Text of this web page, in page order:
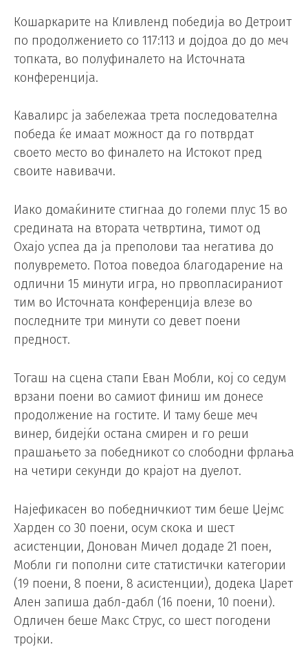
Кошаркарите на Кливленд победија во Детроит
по продолжението со 117:113 и дојдоа до до меч
топката, во полуфиналето на Источната
конференција.
Кавалирс ја забележаа трета последователна
победа ќе имаат можност да го потврдат
своето место во финалето на Истокот пред
своите навивачи.
Иако домаќините стигнаа до големи плус 15 во
средината на втората четвртина, тимот од
Охајо успеа да ја преполови таа негатива до
полувремето. Потоа поведоа благодарение на
одлични 15 минути игра, но првопласираниот
тим во Источната конференција влезе во
последните три минути со девет поени
предност.
Тогаш на сцена стапи Еван Мобли, кој со седум
врзани поени во самиот финиш им донесе
продолжение на гостите. И таму беше меч
винер, бидејќи остана смирен и го реши
прашањето за победникот со слободни фрлања
на четири секунди до крајот на дуелот.
Најефикасен во победничкиот тим беше Џејмс
Харден со 30 поени, осум скока и шест
асистенции, Донован Мичел додаде 21 поен,
Мобли ги пополни сите статистички категории
(19 поени, 8 поени, 8 асистенции), додека Џарет
Ален запиша дабл-дабл (16 поени, 10 поени).
Одличен беше Макс Струс, со шест погодени
тројки.